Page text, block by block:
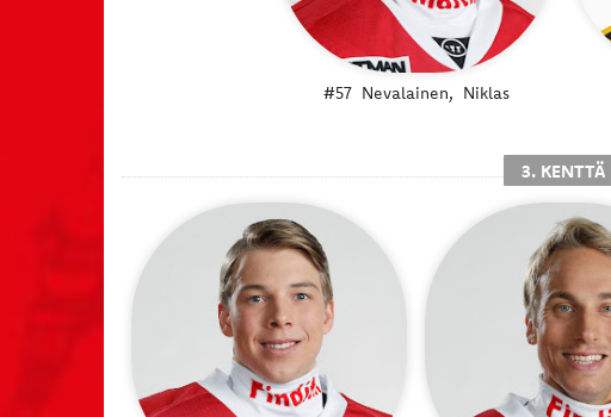
#57 Nevalainen, Niklas
3. KENTTÄ